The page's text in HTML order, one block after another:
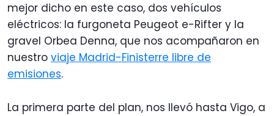
mejor dicho en este caso, dos vehículos
eléctricos: la furgoneta Peugeot e-Rifter y la
gravel Orbea Denna, que nos acompañaron en
nuestro viaje Madrid-Finisterre libre de
emisiones.
La primera parte del plan, nos llevó hasta Vigo, a